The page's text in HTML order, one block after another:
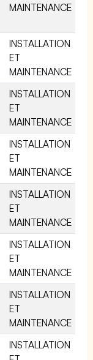
MAINTENANCE
INSTALLATION
ET
MAINTENANCE
INSTALLATION
ET
MAINTENANCE
INSTALLATION
ET
MAINTENANCE
INSTALLATION
ET
MAINTENANCE
INSTALLATION
ET
MAINTENANCE
INSTALLATION
ET
MAINTENANCE
INSTALLATION